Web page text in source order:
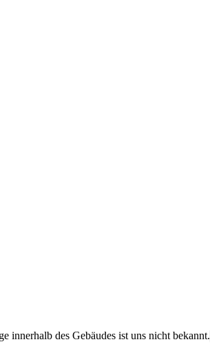
innerhalb des Gebäudes ist uns nicht bekannt.